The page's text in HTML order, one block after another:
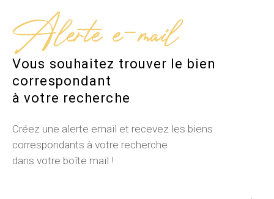
Alerte e-mail
Vous souhaitez trouver le bien
correspondant
à votre recherche
Créez une alerte email et recevez les biens
correspondants à votre recherche
dans votre boîte mail !